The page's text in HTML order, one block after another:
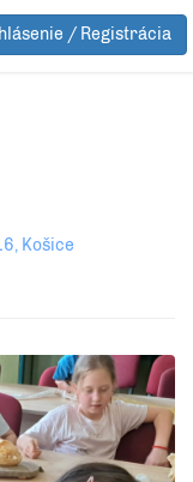
/ Registrácia
Košice